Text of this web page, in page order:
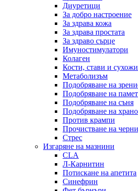
Диуретици
За добро настроение
За здрава кожа
За здрава простата
За здраво сърце
Имуностимулатори
Колаген
Кости, стави и
Метаболизъм
Подобряване на
Подобряване на
Подобряване на съня
Подобряване на
Против крампи
Прочистване на
Стрес
Изгаряне на мазнини
CLA
Л-Карнитин
Потискане на апетита
Синефрин